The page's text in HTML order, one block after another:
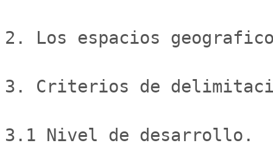
2. Los espacios
3. Criterios de
3.1 Nivel de desarrollo.